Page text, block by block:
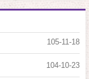
105-11-18
104-10-23